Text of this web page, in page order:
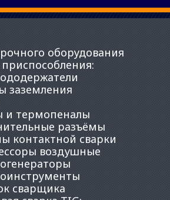
оборудования
:
заземления
и термопеналы
разъёмы
контактной сварки
воздушные
сварщика